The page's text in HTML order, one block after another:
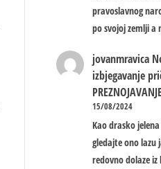
pravoslavnog
po svojoj zemlji a
jovanmravica
izbjegavanje
15/08/2024
Kao drasko
gledajte ono lazu
redovno dolaze